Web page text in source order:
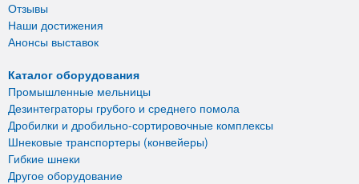
Отзывы
Наши достижения
Анонсы выставок
Каталог оборудования
Промышленные мельницы
Дезинтеграторы грубого и среднего помола
Дробилки и дробильно-сортировочные комплексы
Шнековые транспортеры (конвейеры)
Гибкие шнеки
Другое оборудование